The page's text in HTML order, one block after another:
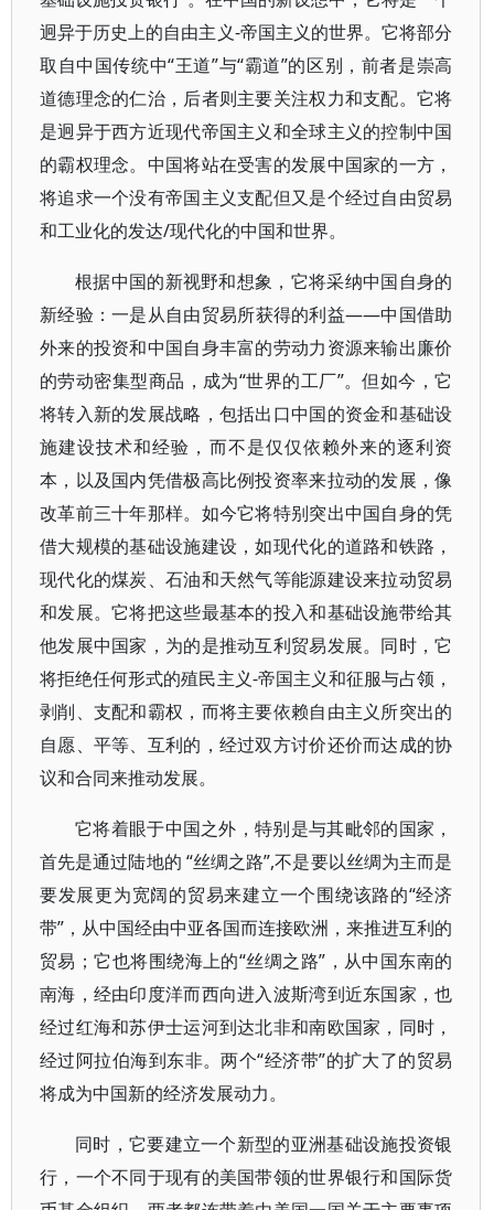
迥异于历史上的自由主义-帝国主义的世界。它将部分
取自中国传统中“王道”与“霸道”的区别，前者是崇高
道德理念的仁治，后者则主要关注权力和支配。它将
是迥异于西方近现代帝国主义和全球主义的控制中国
的霸权理念。中国将站在受害的发展中国家的一方，
将追求一个没有帝国主义支配但又是个经过自由贸易
和工业化的发达/现代化的中国和世界。
根据中国的新视野和想象，它将采纳中国自身的
新经验：一是从自由贸易所获得的利益——中国借助
外来的投资和中国自身丰富的劳动力资源来输出廉价
的劳动密集型商品，成为“世界的工厂”。但如今，它
将转入新的发展战略，包括出口中国的资金和基础设
施建设技术和经验，而不是仅仅依赖外来的逐利资
本，以及国内凭借极高比例投资率来拉动的发展，像
改革前三十年那样。如今它将特别突出中国自身的凭
借大规模的基础设施建设，如现代化的道路和铁路，
现代化的煤炭、石油和天然气等能源建设来拉动贸易
和发展。它将把这些最基本的投入和基础设施带给其
他发展中国家，为的是推动互利贸易发展。同时，它
将拒绝任何形式的殖民主义-帝国主义和征服与占领，
剥削、支配和霸权，而将主要依赖自由主义所突出的
自愿、平等、互利的，经过双方讨价还价而达成的协
议和合同来推动发展。
它将着眼于中国之外，特别是与其毗邻的国家，
首先是通过陆地的 “丝绸之路”,不是要以丝绸为主而是
要发展更为宽阔的贸易来建立一个围绕该路的“经济
带”，从中国经由中亚各国而连接欧洲，来推进互利的
贸易；它也将围绕海上的“丝绸之路”，从中国东南的
南海，经由印度洋而西向进入波斯湾到近东国家，也
经过红海和苏伊士运河到达北非和南欧国家，同时，
经过阿拉伯海到东非。两个“经济带”的扩大了的贸易
将成为中国新的经济发展动力。
同时，它要建立一个新型的亚洲基础设施投资银
行，一个不同于现有的美国带领的世界银行和国际货